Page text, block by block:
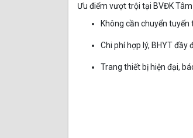
Ưu điểm vượt trội tại BVĐK
Không cần chuyển
Chi phí hợp lý, BHYT đầy
Trang thiết bị hiện đại,